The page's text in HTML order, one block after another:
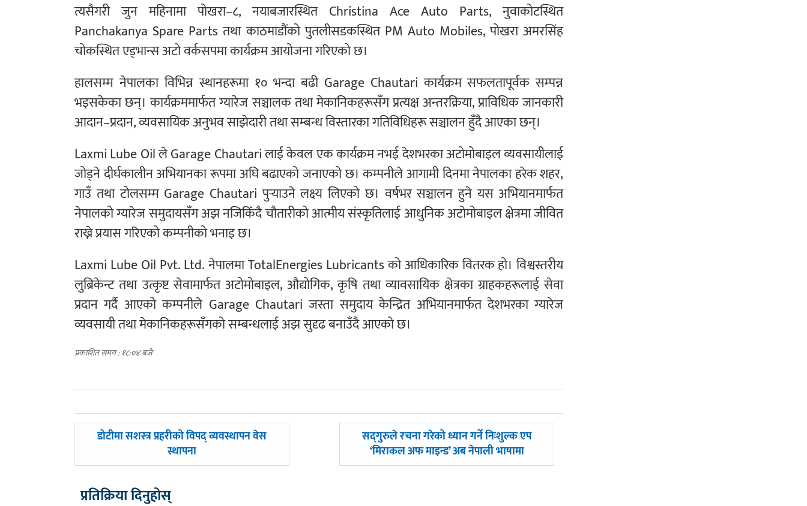
त्यसैगरी जुन महिनामा पोखरा–८, नयाबजारस्थित Christina Ace Auto Parts, नुवाकोटस्थित
Panchakanya Spare Parts तथा काठमाडौंको पुतलीसडकस्थित PM Auto Mobiles, पोखरा अमरसिंह
चोकस्थित एड्भान्स अटो वर्कसपमा कार्यक्रम आयोजना गरिएको छ।
हालसम्म नेपालका विभिन्न स्थानहरूमा १० भन्दा बढी Garage Chautari कार्यक्रम सफलतापूर्वक सम्पन्न
भइसकेका छन्। कार्यक्रममार्फत ग्यारेज सञ्चालक तथा मेकानिकहरूसँग प्रत्यक्ष अन्तरक्रिया, प्राविधिक जानकारी
आदान–प्रदान, व्यवसायिक अनुभव साझेदारी तथा सम्बन्ध विस्तारका गतिविधिहरू सञ्चालन हुँदै आएका छन्।
Laxmi Lube Oil ले Garage Chautari लाई केवल एक कार्यक्रम नभई देशभरका अटोमोबाइल व्यवसायीलाई
जोड्ने दीर्घकालीन अभियानका रूपमा अघि बढाएको जनाएको छ। कम्पनीले आगामी दिनमा नेपालका हरेक शहर,
गाउँ तथा टोलसम्म Garage Chautari पुर्‍याउने लक्ष्य लिएको छ। वर्षभर सञ्चालन हुने यस अभियानमार्फत
नेपालको ग्यारेज समुदायसँग अझ नजिकिँदै चौतारीको आत्मीय संस्कृतिलाई आधुनिक अटोमोबाइल क्षेत्रमा जीवित
राख्ने प्रयास गरिएको कम्पनीको भनाइ छ।
Laxmi Lube Oil Pvt. Ltd. नेपालमा TotalEnergies Lubricants को आधिकारिक वितरक हो। विश्वस्तरीय
लुब्रिकेन्ट तथा उत्कृष्ट सेवामार्फत अटोमोबाइल, औद्योगिक, कृषि तथा व्यावसायिक क्षेत्रका ग्राहकहरूलाई सेवा
प्रदान गर्दै आएको कम्पनीले Garage Chautari जस्ता समुदाय केन्द्रित अभियानमार्फत देशभरका ग्यारेज
व्यवसायी तथा मेकानिकहरूसँगको सम्बन्धलाई अझ सुदृढ बनाउँदै आएको छ।
प्रकाशित समय : १८:०४ बजे
पछिल्लाे
डोटीमा सशस्त्र प्रहरीको विपद् व्यवस्थापन वेस
स्थापना
अघिल्लाे
सद्‌गुरुले रचना गरेको ध्यान गर्ने निःशुल्क एप
‘मिराकल अफ माइन्ड’ अब नेपाली भाषामा
प्रतिक्रिया दिनुहोस्